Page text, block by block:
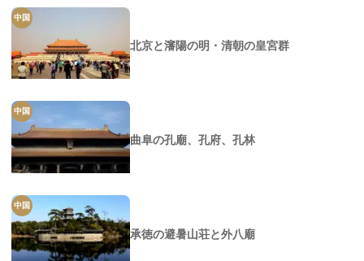
中国
北京と瀋陽の明・清朝の皇宮群
中国
曲阜の孔廟、孔府、孔林
中国
承徳の避暑山荘と外八廟